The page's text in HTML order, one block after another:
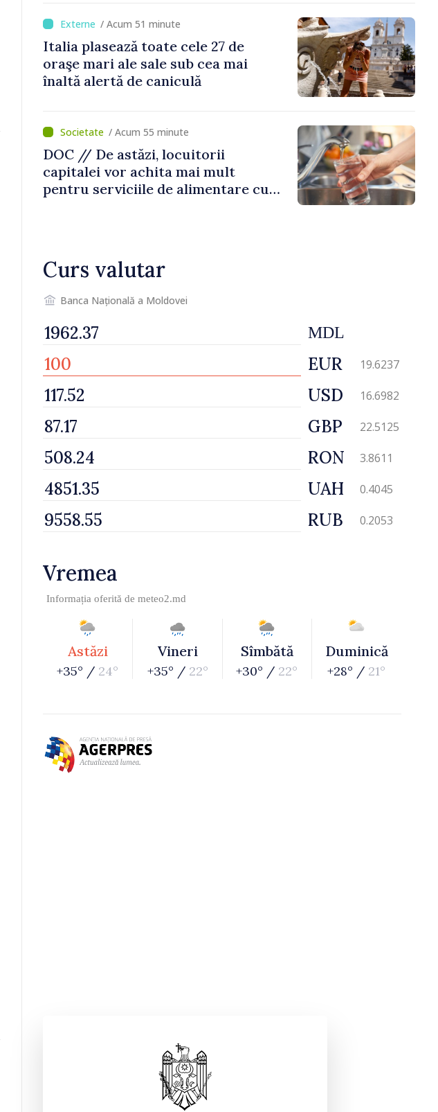
/ Acum 51 minute
Italia plasează toate cele 27 de
oraşe mari ale sale sub cea mai
înaltă alertă de caniculă
/ Acum 55 minute
DOC // De astăzi, locuitorii
capitalei vor achita mai mult
pentru serviciile de alimentare cu
Curs valutar
Banca Națională a Moldovei
MDL
EUR 19.6237
USD 16.6982
GBP 22.5125
RON 3.8611
UAH 0.4045
RUB 0.2053
Vremea
Informația oferită de meteo2.md
Astăzi
+35° / 24°
Vineri
+35° / 22°
Sîmbătă
+30° / 22°
Duminică
+28° / 21°